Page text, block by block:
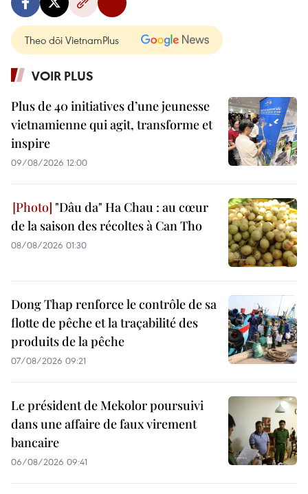
Theo dõi VietnamPlus
VOIR PLUS
Plus de 40 initiatives d’une jeunesse
vietnamienne qui agit, transforme et
inspire
09/08/2026 12:00
"Dâu da" Ha Chau : au cœur
de la saison des récoltes à Can Tho
08/08/2026 01:30
Dong Thap renforce le contrôle de sa
flotte de pêche et la traçabilité des
produits de la pêche
07/08/2026 09:21
Le président de Mekolor poursuivi
dans une affaire de faux virement
bancaire
06/08/2026 09:41